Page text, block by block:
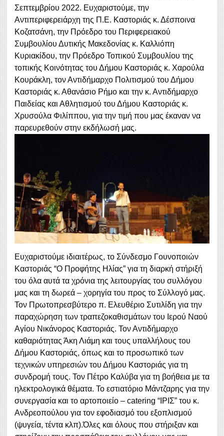
Σεπτεμβρίου 2022. Ευχαριστούμε, την
Αντιπεριφερειάρχη της Π.Ε. Καστοριάς κ. Δέσποινα
Κοζατσάνη, την Πρόεδρο του Περιφερειακού
Συμβουλίου Δυτικής Μακεδονίας κ. Καλλιόπη
Κυριακίδου, την Πρόεδρο Τοπικού Συμβουλίου της
τοπικής Κοινότητας του Δήμου Καστοριάς κ. Χαρούλα
Κουράκλη, τον Αντιδήμαρχο Πολιτισμού του Δήμου
Καστοριάς κ. Αθανάσιο Ρήμο και την κ. Αντιδήμαρχο
Παιδείας και Αθλητισμού του Δήμου Καστοριάς κ.
Χρυσούλα Φιλίππου, για την τιμή που μας έκαναν να
παρευρεθούν στην εκδήλωσή μας.
Ευχαριστούμε ιδιαιτέρως, το Σύνδεσμο Γουνοποιών
Καστοριάς “Ο Προφήτης Ηλίας” για τη διαρκή στήριξή
του όλα αυτά τα χρόνια της λειτουργίας του συλλόγου
μας και τη δωρεά – χορηγία του προς το Σύλλογό μας.
Τον Πρωτοπρεσβύτερο π. Ελευθέριο Συτιλίδη για την
παραχώρηση των τραπεζοκαθισμάτων του Ιερού Ναού
Αγίου Νικάνορος Καστοριάς. Τον Αντιδήμαρχο
καθαριότητας Άκη Λιάμη και τους υπαλλήλους του
Δήμου Καστοριάς, όπως και το προσωπικό των
τεχνικών υπηρεσιών του Δήμου Καστοριάς για τη
συνδρομή τους. Τον Πέτρο Καλύβα για τη βοήθεια με τα
ηλεκτρολογικά θέματα. Το εστιατόριο Μάντζαρης για την
συνεργασία και το αρτοποιείο – catering “ΙΡΙΣ” του κ.
Ανδρεοπούλου για τον εφοδιασμό του εξοπλισμού
(ψυγεία, τέντα κλπ).Όλες και όλους που στήριξαν και